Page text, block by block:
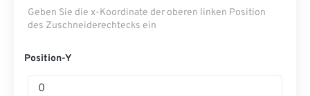
Geben Sie die x-Koordinate der oberen linken Position
des Zuschneiderechtecks ​​ein
Position-Y